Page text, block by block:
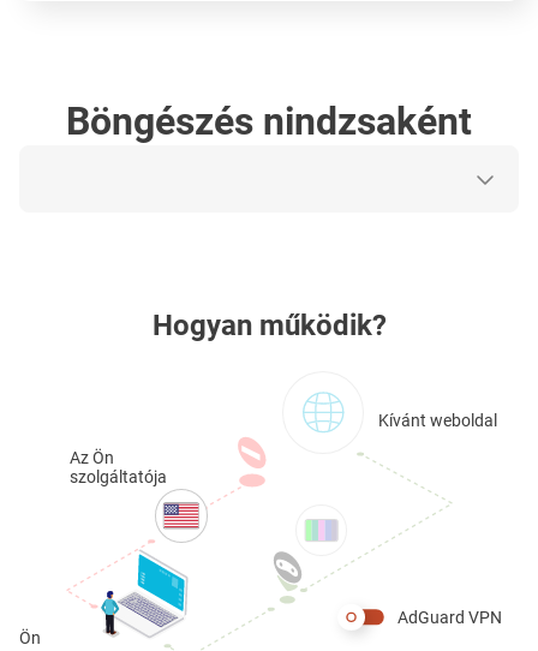
Böngészés nindzsaként
Hogyan működik?
Az Ön
szolgáltatója
Ön
Kívánt weboldal
AdGuard VPN